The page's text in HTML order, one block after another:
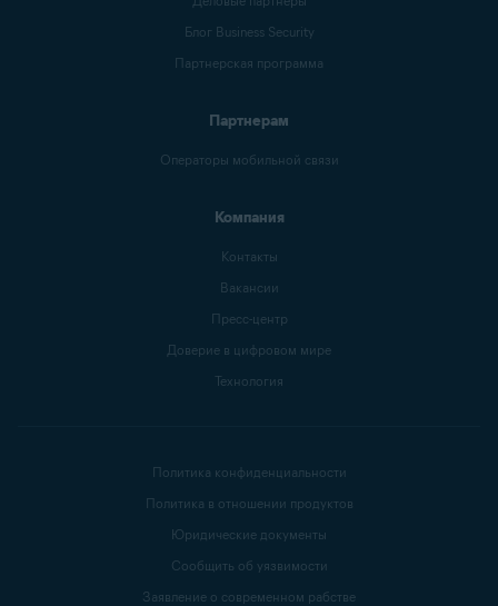
Блог Business Security
Партнерская программа
Партнерам
Операторы мобильной связи
Компания
Контакты
Вакансии
Пресс-центр
Доверие в цифровом мире
Технология
Политика конфиденциальности
Политика в отношении продуктов
Юридические документы
Сообщить об уязвимости
Заявление о современном рабстве